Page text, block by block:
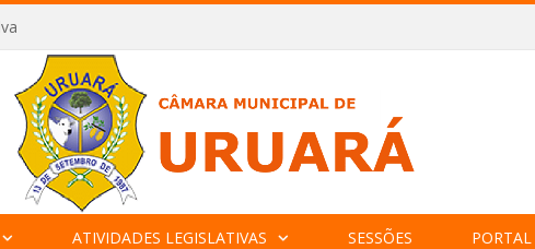
ATIVIDADES LEGISLATIVAS SESSÕES